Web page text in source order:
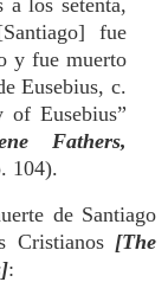
a los setenta,
fue
y fue muerto
Eusebius, c.
Eusebius”
Fathers,
104).
de Santiago
Cristianos[The
: